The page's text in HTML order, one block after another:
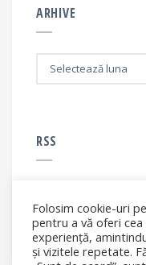
ARHIVE
RSS
RSS - articole
Folosim cookie-uri
pentru a vă oferi
experiență,
și vizitele repetate.